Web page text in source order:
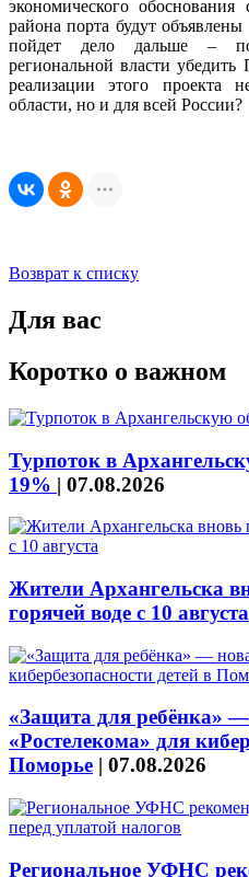
экономического обоснования
района порта будут
пойдет дело дальше –
региональной власти
реализации этого проекта
области, но и для всей России?
Возврат к списку
Для вас
Коротко о важном
Турпоток в
19% | 07.08.2026
Жители Архангельска
горячей воде с 10 августа
«Защита для ребёнка»
«Ростелекома» для
Поморье | 07.08.2026
Региональное УФНС